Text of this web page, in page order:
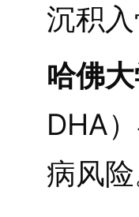
沉积
哈佛
DHA
病风险